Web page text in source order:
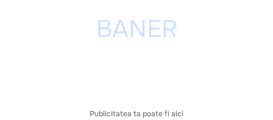
Publicitatea ta poate fi aici